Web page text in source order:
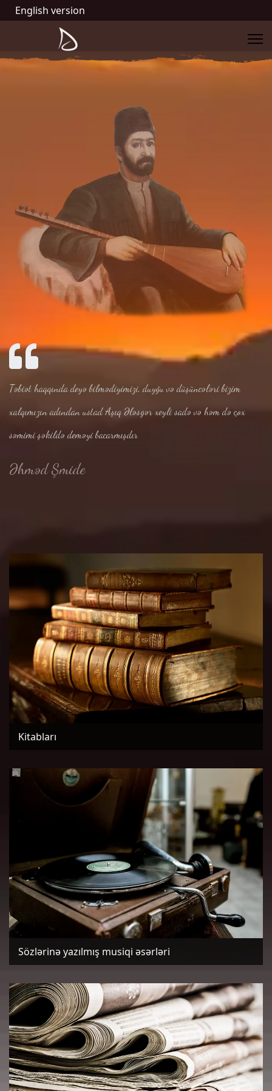
English version
Təbiət haqqında deyə bilmədiyimizi, duyğu və düşüncələri bizim
xalqımızın adından ustad Aşıq Ələsgər xeyli sadə və həm də çox
səmimi şəkildə deməyi bacarmışdır
Əhməd Şmide
Kitabları
Sözlərinə yazılmış musiqi əsərləri